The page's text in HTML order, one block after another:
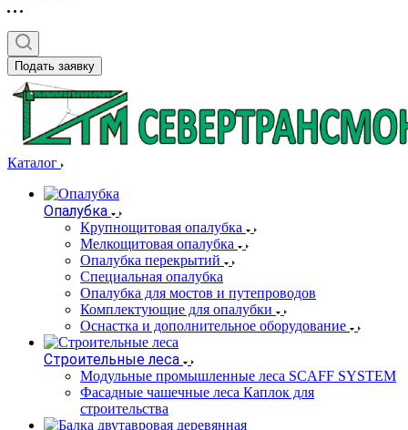
Подать заявку
Каталог
Опалубка
Крупнощитовая опалубка
Мелкощитовая опалубка
Опалубка перекрытий
Специальная опалубка
Опалубка для мостов и путепроводов
Комплектующие для опалубки
Оснастка и дополнительное оборудование
Строительные леса
Модульные промышленные леса SCAFF SYSTEM
Фасадные чашечные леса Каплок для
строительства